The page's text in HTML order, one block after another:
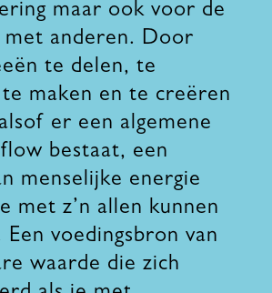
maar ook voor de
met anderen. Door
te delen, te
maken en te creëren
er een algemene
bestaat, een
menselijke energie
met z’n allen kunnen
voedingsbron van
waarde die zich